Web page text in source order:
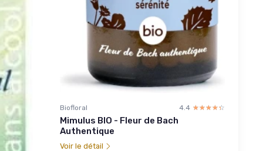
Biofloral 4.4 ☆☆☆☆☆
★★★★★
Mimulus BIO - Fleur de Bach
Authentique
Voir le détail